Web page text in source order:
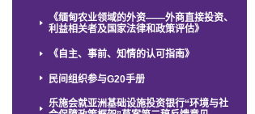
《缅甸农业领域的外资——外商直接投资、
利益相关者及国家法律和政策评估》
《自主、事前、知情的认可指南》
民间组织参与G20手册
乐施会就亚洲基础设施投资银行“环境与社